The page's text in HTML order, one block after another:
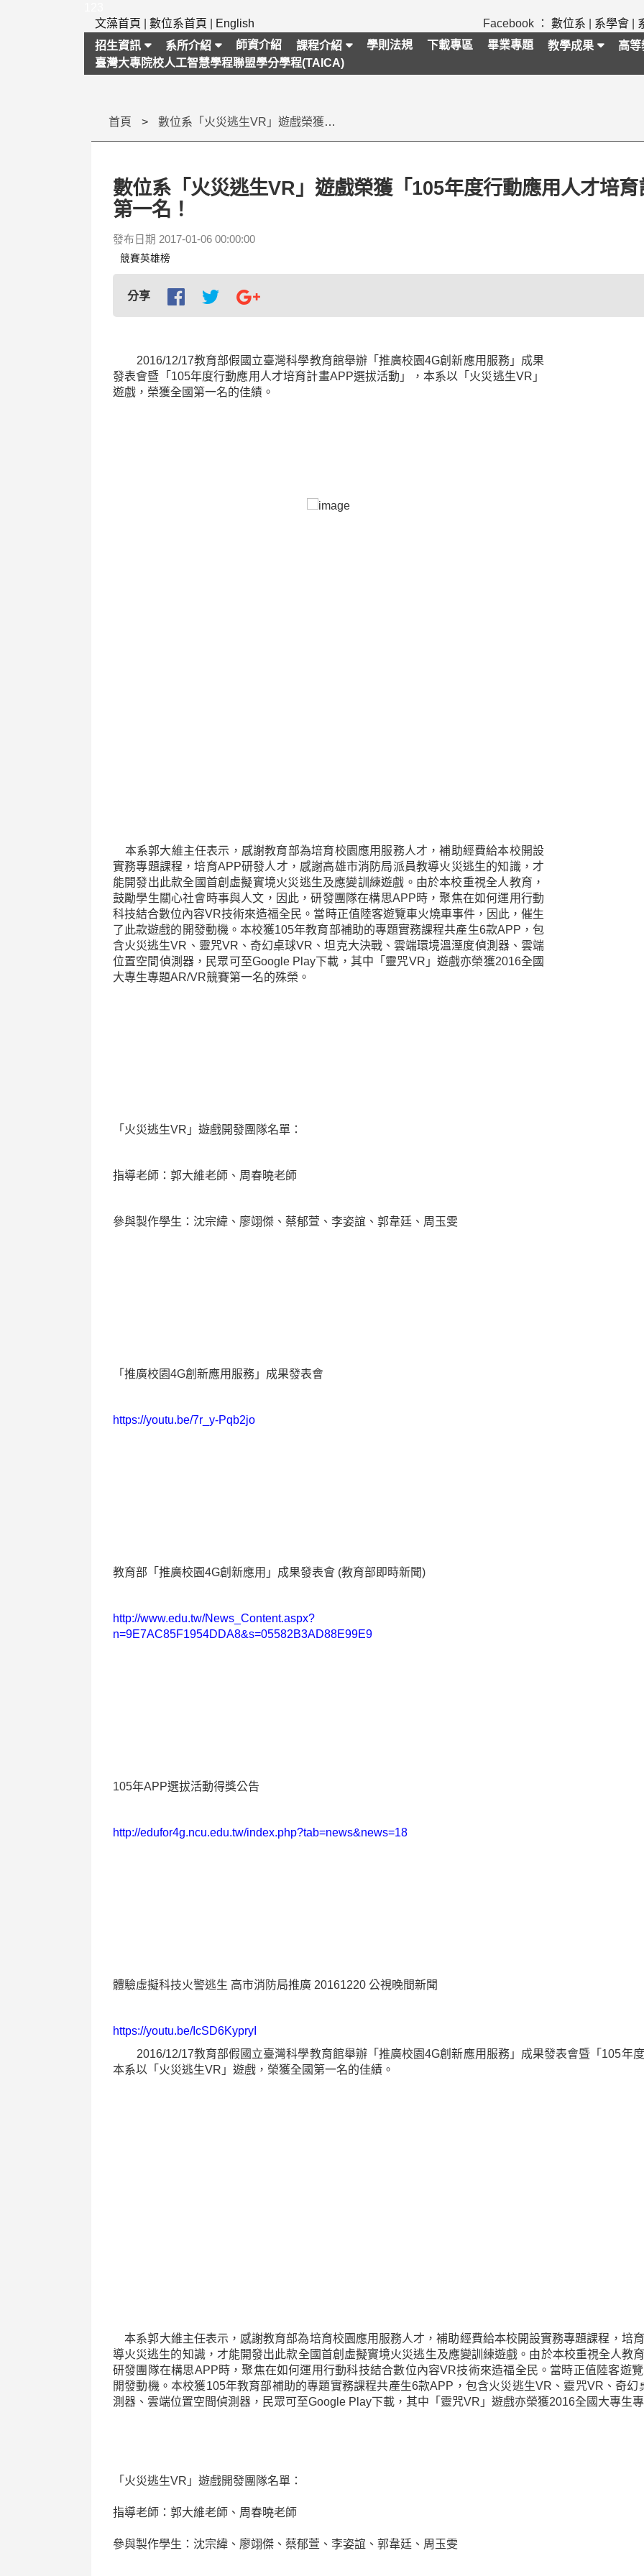
文藻首頁
數位系首頁 English Facebook ： 數位系 系學會
招生資訊
系所介紹 師資介紹 課程介紹 學則法規 下載專區 畢業專題 教學成果
高等
臺灣大專院校人工智慧學程聯盟學分學程(TAICA)
首頁 數位系「火災逃生VR」遊戲榮獲「105年度行動應用人才培育計畫APP選拔活動」全國第一名！
數位系「火災逃生VR」遊戲榮獲「105年度行動應用人才培
第一名！
發布日期 2017-01-06 00:00:00
競賽英雄榜
分享
2016/12/17教育部假國立臺灣科學教育館舉辦「推廣校園4G創新應用服務」成果
發表會暨「 105年度行動應用人才培育計畫APP選拔活動」，本系以「火災逃生VR 」
遊戲，榮獲全國第一名的佳績。
本系郭大維主任表示，感謝教育部為培育校園應用服務人才，補助經費給本校開設
實務專題課程，培育APP研發人才，感謝高雄市消防局派員教導火災逃生的知識，才
能開發出此款全國首創虛擬實境火災逃生及應變訓練遊戲。由於本校重視全人教育，
鼓勵學生關心社會時事與人文，因此，研發團隊在構思APP時，聚焦在如何運用行動
科技結合數位內容VR技術來造福全民。當時正值陸客遊覽車火燒車事件，因此，催生
了此款遊戲的開發動機。本校獲105年教育部補助的專題實務課程共產生6款APP ，包
含火災逃生VR 、靈咒VR 、奇幻桌球VR 、坦克大決戰、雲端環境溫溼度偵測器、雲端
位置空間偵測器，民眾可至Google Play下載，其中「靈咒VR 」遊戲亦榮獲2016全國
大專生專題AR/VR競賽第一名的殊榮。
「火災逃生VR 」遊戲開發團隊名單：
指導老師：郭大維老師、周春曉老師
參與製作學生：沈宗緯、廖翊傑、蔡郁萱、李姿誼、郭韋廷、周玉雯
「推廣校園4G創新應用服務」成果發表會
https://youtu.be/7r_y-Pqb2jo
教育部「推廣校園4G創新應用」成果發表會 (教育部即時新聞)
http://www.edu.tw/News_Content.aspx?
n=9E7AC85F1954DDA8&s=05582B3AD88E99E9
105年APP選拔活動得獎公告
http://edufor4g.ncu.edu.tw/index.php?tab=news&news=18
體驗虛擬科技火警逃生 高市消防局推廣 20161220 公視晚間新聞
https://youtu.be/IcSD6KypryI
2016/12/17教育部假國立臺灣科學教育館舉辦「推廣校園4G創新應用服務」成果發表會暨「105年度
本系以「火災逃生VR」遊戲，榮獲全國第一名的佳績。
本系郭大維主任表示，感謝教育部為培育校園應用服務人才，補助經費給本校開設實務專題課程，培
導火災逃生的知識，才能開發出此款全國首創虛擬實境火災逃生及應變訓練遊戲。由於本校重視全人教
研發團隊在構思APP時，聚焦在如何運用行動科技結合數位內容VR技術來造福全民。當時正值陸客遊
開發動機。本校獲105年教育部補助的專題實務課程共產生6款APP，包含火災逃生VR、靈咒VR、奇
測器、雲端位置空間偵測器，民眾可至Google Play下載，其中「靈咒VR」遊戲亦榮獲2016全國大專生
「火災逃生VR」遊戲開發團隊名單：
指導老師：郭大維老師、周春曉老師
參與製作學生：沈宗緯、廖翊傑、蔡郁萱、李姿誼、郭韋廷、周玉雯